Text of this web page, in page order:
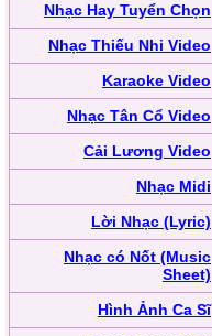
Nhạc Hay Tuyển Chọn
Nhạc Thiếu Nhi Video
Karaoke Video
Nhạc Tân Cổ Video
Cải Lương Video
Nhạc Midi
Lời Nhạc (Lyric)
Nhạc có Nốt (Music
Sheet)
Hình Ảnh Ca Sĩ